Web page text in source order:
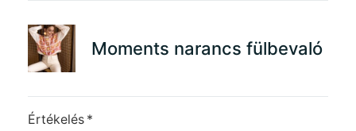
Moments narancs fülbevaló
Értékelés *